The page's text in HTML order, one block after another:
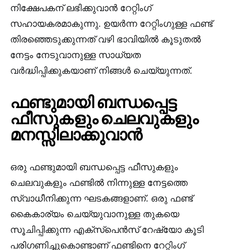
നിക്ഷേപകന് ലഭിക്കുവാൻ റേറ്റിംഗ്
സഹായകരമാകുന്നു. ഉയർന്ന റേറ്റിംഗുള്ള ഫണ്ട്
തിരഞ്ഞെടുക്കുന്നത് വഴി ഭാവിയിൽ കൂടുതൽ
നേട്ടം നേടുവാനുള്ള സാധ്യത
വർദ്ധിപ്പിക്കുകയാണ് നിങ്ങൾ ചെയ്യുന്നത്.
ഫണ്ടുമായി ബന്ധപ്പെട്ട
ഫീസുകളും ചെലവുകളും
മനസ്സിലാക്കുവാൻ
ഒരു ഫണ്ടുമായി ബന്ധപ്പെട്ട ഫീസുകളും
ചെലവുകളും ഫണ്ടിൽ നിന്നുള്ള നേട്ടത്തെ
സ്വാധീനിക്കുന്ന ഘടകങ്ങളാണ്. ഒരു ഫണ്ട്
കൈകാര്യം ചെയ്യുവാനുള്ള തുകയെ
സൂചിപ്പിക്കുന്ന എക്സ്പെൻസ് റേഷ്യോ കൂടി
പരിഗണിച്ചുകൊണ്ടാണ് ഫണ്ടിനെ റേറ്റിംഗ്